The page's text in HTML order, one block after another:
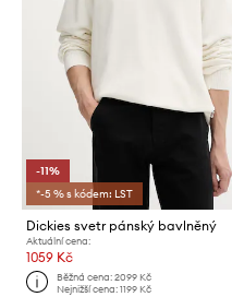
-11%
*-5 % s kódem: LST
Dickies svetr pánský bavlněný
Aktuální cena:
1059 Kč
Běžná cena:2099 Kč
Nejnižší cena:1199 Kč